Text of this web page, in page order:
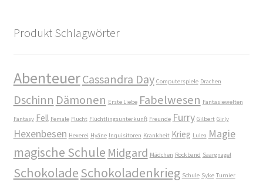
FAQ
Flucht in ein sicheres Leben
Forum
Gekoffert und Verschleppt
Produkt Schlagwörter
AbenteuerCassandra Day Computerspiele Drachen
Dschinn Dämonen Erste Liebe Fabelwesen Fantasiewelten
Fantasy Fell Female Flucht Flüchtlingsunterkunft Freunde Furry Gilbert Girly
Hexenbesen Hexerei Hyäne Inquisitoren Krankheit Krieg Lulea Magie
magische Schule Midgard Mädchen Rockband Saargnagel
SchokoladeSchokoladenkrieg Schule Syke Turnier